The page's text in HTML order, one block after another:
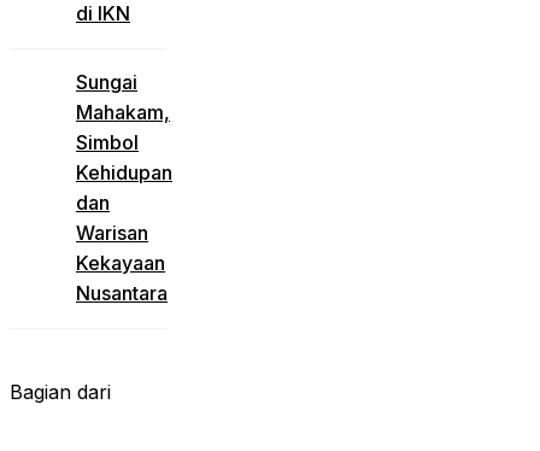
di IKN
Sungai
Mahakam,
Simbol
Kehidupan
dan
Warisan
Kekayaan
Nusantara
Bagian dari